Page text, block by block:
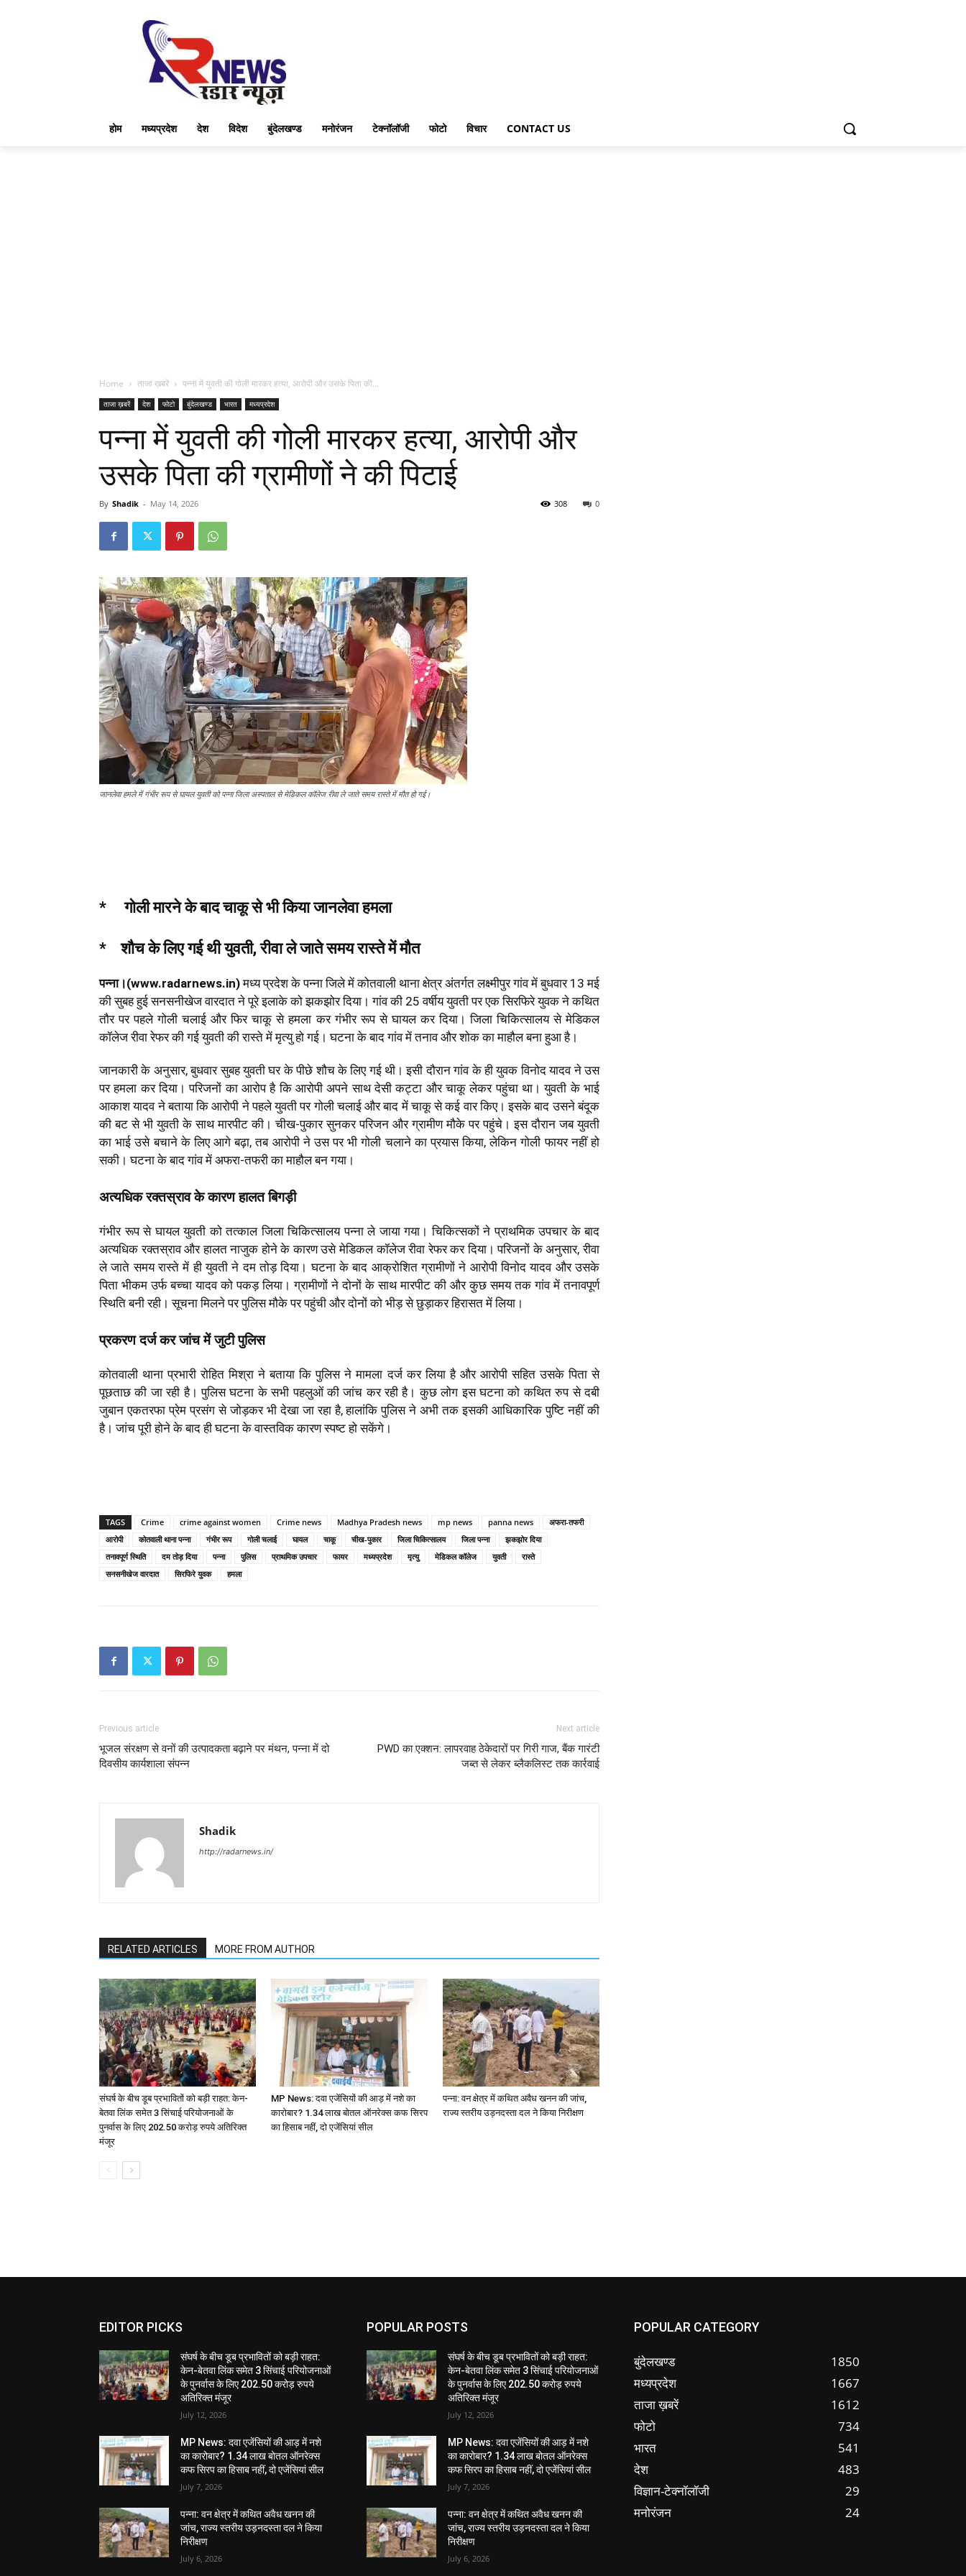
होम मध्यप्रदेश देश विदेश बुंदेलखण्ड मनोरंजन टेक्नॉलॉजी फोटो विचार CONTACT US
Home ताजा ख़बरें पन्ना में युवती की गोली मारकर हत्या, आरोपी और उसके पिता की...
ताजा ख़बरें देश फोटो बुंदेलखण्ड भारत मध्यप्रदेश
पन्ना में युवती की गोली मारकर हत्या, आरोपी और
उसके पिता की ग्रामीणों ने की पिटाई
By Shadik - May 14, 2026 0
308
जानलेवा हमले में गंभीर रूप से घायल युवती को पन्ना जिला अस्पताल से मेडिकल कॉलेज रीवा ले जाते समय रास्ते में मौत हो गई।
* गोली मारने के बाद चाकू से भी किया जानलेवा हमला
* शौच के लिए गई थी युवती, रीवा ले जाते समय रास्ते में मौत
पन्ना।(www.radarnews.in)मध्य प्रदेश के पन्ना जिले में कोतवाली थाना क्षेत्र अंतर्गत लक्ष्मीपुर गांव में बुधवार 13 मई
की सुबह हुई सनसनीखेज वारदात ने पूरे इलाके को झकझोर दिया। गांव की 25 वर्षीय युवती पर एक सिरफिरे युवक ने कथित
तौर पर पहले गोली चलाई और फिर चाकू से हमला कर गंभीर रूप से घायल कर दिया। जिला चिकित्सालय से मेडिकल
कॉलेज रीवा रेफर की गई युवती की रास्ते में मृत्यु हो गई। घटना के बाद गांव में तनाव और शोक का माहौल बना हुआ है।
जानकारी के अनुसार, बुधवार सुबह युवती घर के पीछे शौच के लिए गई थी। इसी दौरान गांव के ही युवक विनोद यादव ने उस
पर हमला कर दिया। परिजनों का आरोप है कि आरोपी अपने साथ देसी कट्टा और चाकू लेकर पहुंचा था। युवती के भाई
आकाश यादव ने बताया कि आरोपी ने पहले युवती पर गोली चलाई और बाद में चाकू से कई वार किए। इसके बाद उसने बंदूक
की बट से भी युवती के साथ मारपीट की। चीख-पुकार सुनकर परिजन और ग्रामीण मौके पर पहुंचे। इस दौरान जब युवती
का भाई उसे बचाने के लिए आगे बढ़ा, तब आरोपी ने उस पर भी गोली चलाने का प्रयास किया, लेकिन गोली फायर नहीं हो
सकी। घटना के बाद गांव में अफरा-तफरी का माहौल बन गया।
अत्यधिक रक्तस्राव के कारण हालत बिगड़ी
गंभीर रूप से घायल युवती को तत्काल जिला चिकित्सालय पन्ना ले जाया गया। चिकित्सकों ने प्राथमिक उपचार के बाद
अत्यधिक रक्तस्राव और हालत नाजुक होने के कारण उसे मेडिकल कॉलेज रीवा रेफर कर दिया। परिजनों के अनुसार, रीवा
ले जाते समय रास्ते में ही युवती ने दम तोड़ दिया। घटना के बाद आक्रोशित ग्रामीणों ने आरोपी विनोद यादव और उसके
पिता भीकम उर्फ बच्चा यादव को पकड़ लिया। ग्रामीणों ने दोनों के साथ मारपीट की और कुछ समय तक गांव में तनावपूर्ण
स्थिति बनी रही। सूचना मिलने पर पुलिस मौके पर पहुंची और दोनों को भीड़ से छुड़ाकर हिरासत में लिया।
प्रकरण दर्ज कर जांच में जुटी पुलिस
कोतवाली थाना प्रभारी रोहित मिश्रा ने बताया कि पुलिस ने मामला दर्ज कर लिया है और आरोपी सहित उसके पिता से
पूछताछ की जा रही है। पुलिस घटना के सभी पहलुओं की जांच कर रही है। कुछ लोग इस घटना को कथित रुप से दबी
जुबान एकतरफा प्रेम प्रसंग से जोड़कर भी देखा जा रहा है, हालांकि पुलिस ने अभी तक इसकी आधिकारिक पुष्टि नहीं की
है। जांच पूरी होने के बाद ही घटना के वास्तविक कारण स्पष्ट हो सकेंगे।
TAGS Crime crime against women Crime news Madhya Pradesh news mp news panna news
अफरा-तफरी
आरोपी
कोतवाली थाना पन्ना गंभीर रूप गोली चलाई घायल चाकू चीख-पुकार जिला चिकित्सालय जिला पन्ना
झकझोर दिया
तनावपूर्ण स्थिति
दम तोड़ दिया पन्ना पुलिस प्राथमिक उपचार फायर मध्यप्रदेश मृत्यु मेडिकल कॉलेज युवती
रास्ते
सनसनीखेज वारदात
सिरफिरे युवक हमला
Previous article
भूजल संरक्षण से वनों की उत्पादकता बढ़ाने पर मंथन, पन्ना में दो
दिवसीय कार्यशाला संपन्न
Next article
PWD का एक्शन: लापरवाह ठेकेदारों पर गिरी गाज, बैंक गारंटी
जब्त से लेकर ब्लैकलिस्ट तक कार्रवाई
Shadik
http://radarnews.in/
RELATED ARTICLES MORE FROM AUTHOR
संघर्ष के बीच डूब प्रभावितों को बड़ी राहत: केन-
बेतवा लिंक समेत 3 सिंचाई परियोजनाओं के
पुनर्वास के लिए 202.50 करोड़ रुपये अतिरिक्त
मंजूर
MP News: दवा एजेंसियों की आड़ में नशे का
कारोबार? 1.34 लाख बोतल ऑनरेक्स कफ सिरप
का हिसाब नहीं, दो एजेंसियां सील
पन्ना: वन क्षेत्र में कथित अवैध खनन की जांच,
राज्य स्तरीय उड़नदस्ता दल ने किया निरीक्षण
EDITOR PICKS
संघर्ष के बीच डूब प्रभावितों को बड़ी राहत:
केन-बेतवा लिंक समेत 3 सिंचाई परियोजनाओं
के पुनर्वास के लिए 202.50 करोड़ रुपये
अतिरिक्त मंजूर
July 12, 2026
MP News: दवा एजेंसियों की आड़ में नशे
का कारोबार? 1.34 लाख बोतल ऑनरेक्स
कफ सिरप का हिसाब नहीं, दो एजेंसियां सील
July 7, 2026
पन्ना: वन क्षेत्र में कथित अवैध खनन की
जांच, राज्य स्तरीय उड़नदस्ता दल ने किया
निरीक्षण
July 6, 2026
POPULAR POSTS
संघर्ष के बीच डूब प्रभावितों को बड़ी राहत:
केन-बेतवा लिंक समेत 3 सिंचाई परियोजनाओं
के पुनर्वास के लिए 202.50 करोड़ रुपये
अतिरिक्त मंजूर
July 12, 2026
MP News: दवा एजेंसियों की आड़ में नशे
का कारोबार? 1.34 लाख बोतल ऑनरेक्स
कफ सिरप का हिसाब नहीं, दो एजेंसियां सील
July 7, 2026
पन्ना: वन क्षेत्र में कथित अवैध खनन की
जांच, राज्य स्तरीय उड़नदस्ता दल ने किया
निरीक्षण
July 6, 2026
POPULAR CATEGORY
बुंदेलखण्ड
1850
मध्यप्रदेश
1667
ताजा ख़बरें
1612
फोटो
734
भारत
541
देश
483
विज्ञान-टेक्नॉलॉजी
29
मनोरंजन
24